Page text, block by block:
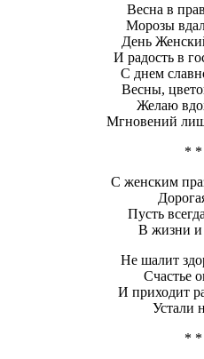
Весна в
Морозы
День
И радость в
С днем
Весны,
Желаю
Мгновений
*
С женским
Пусть
В жизни и
Не шалит
Счастье
И приходит
Устали
*